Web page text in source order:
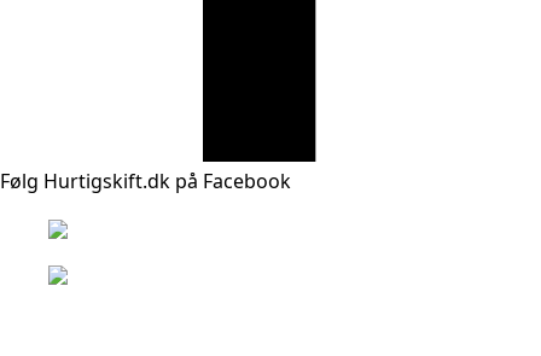
Følg Hurtigskift.dk på Facebook